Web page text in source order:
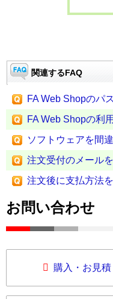
関連するFAQ
FA Web Shopのパ
FA Web Shopの利
ソフトウェアを間
注文受付のメール
注文後に支払方法
お問い合わせ
購入・お見